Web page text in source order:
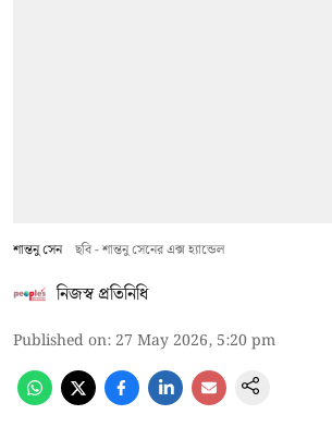
শান্তনু সেন ছবি - শান্তনু সেনের এক্স হ্যান্ডেল
নিজস্ব প্রতিনিধি
Published on: 27 May 2026, 5:20 pm